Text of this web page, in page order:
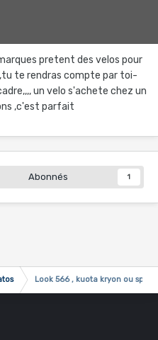
pretent des velos pour
,tu te rendras compte par toi-
un velo s'achete chez un
,c'est parfait
Abonnés 1
Look 566 , kuota kryon ou